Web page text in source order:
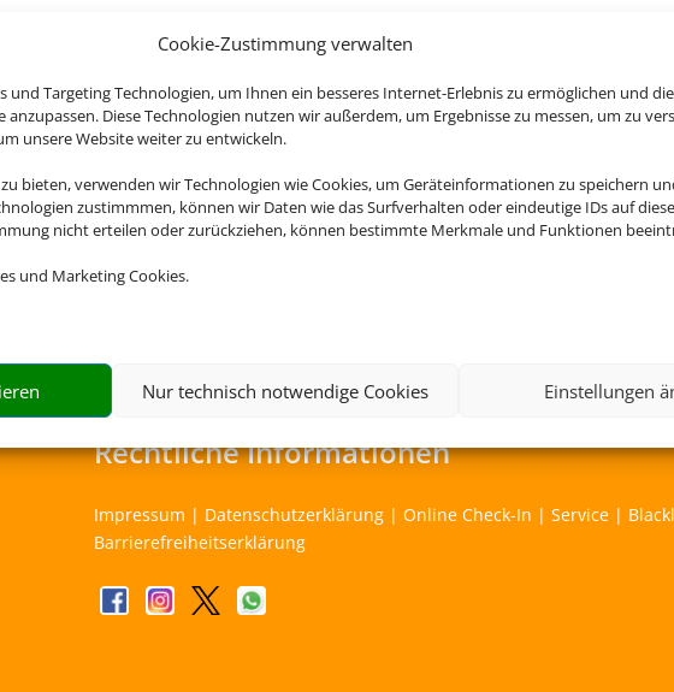
Cookie-Zustimmung verwalten
und Targeting Technologien, um Ihnen ein besseres Internet-Erlebnis zu ermöglichen und
anzupassen. Diese Technologien nutzen wir außerdem, um Ergebnisse zu messen, um zu
unsere Website weiter zu entwickeln.
bieten, verwenden wir Technologien wie Cookies, um Geräteinformationen zu speichern
zustimmmen, können wir Daten wie das Surfverhalten oder eindeutige IDs auf
nicht erteilen oder zurückziehen, können bestimmte Merkmale und Funktionen
und Marketing Cookies.
Nur technisch notwendige Cookies Einstellungen
Wir brauchen Ihre Einwilligung
aktivieren Sie bitte die Cookies. Es werden ggf. personenbezogene Daten
Cookies akzeptieren
Rechtliche Informationen
Impressum | Datenschutzerklärung| Online Check-In | Service|
Barrierefreiheitserklärung